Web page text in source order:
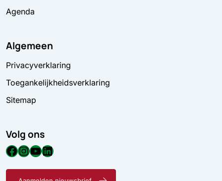
Agenda
Algemeen
Privacyverklaring
Toegankelijkheidsverklaring
Sitemap
Volg ons
Facebook InstagramYouTube LinkedIn